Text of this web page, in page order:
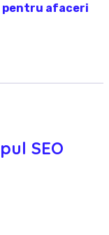
pentru afaceri
SEO